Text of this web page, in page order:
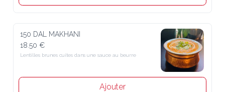
150 DAL MAKHANI
18.50 €
Lentilles brunes cuites dans une sauce au beurre
Ajouter